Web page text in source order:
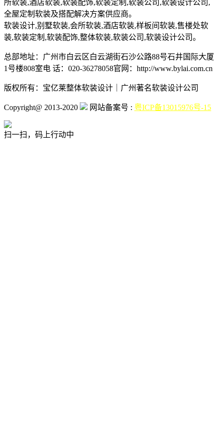
所软装,酒店软装,软装配饰,软装定制,软装公司,软装设计公司,
全屋定制软装及搭配解决方案供应商。
软装设计,别墅软装,会所软装,酒店软装,样板间软装,售楼处软
装,软装定制,软装配饰,整体软装,软装公司,软装设计公司。
总部地址：广州市白云区白云湖街石沙公路88号石井国际大厦
1号楼808室电 话：020-36278058官网：http://www.bylai.com.cn
版权所有：宝亿莱整体软装设计｜广州著名软装设计公司
Copyright@ 2013-2020 网站备案号 : 粤ICP备13015976号-15
扫一扫，码上行动中